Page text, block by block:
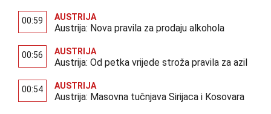
00:59 AUSTRIJA
Austrija: Nova pravila za prodaju alkohola
00:56 AUSTRIJA
Austrija: Od petka vrijede stroža pravila za azil
00:54 AUSTRIJA
Austrija: Masovna tučnjava Sirijaca i Kosovara